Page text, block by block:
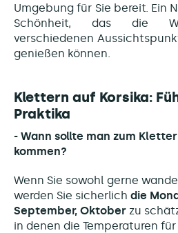
Umgebung für Sie bereit. Ein
Schönheit, das die
verschiedenen
genießen können.
Klettern auf Korsika:
Praktika
- Wann sollte man zum
kommen?
Wenn Sie sowohl gerne
werden Sie sicherlich die
September, Oktober zu
in denen die Temperaturen